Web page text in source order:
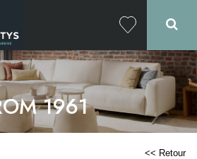
1961
<< Retour